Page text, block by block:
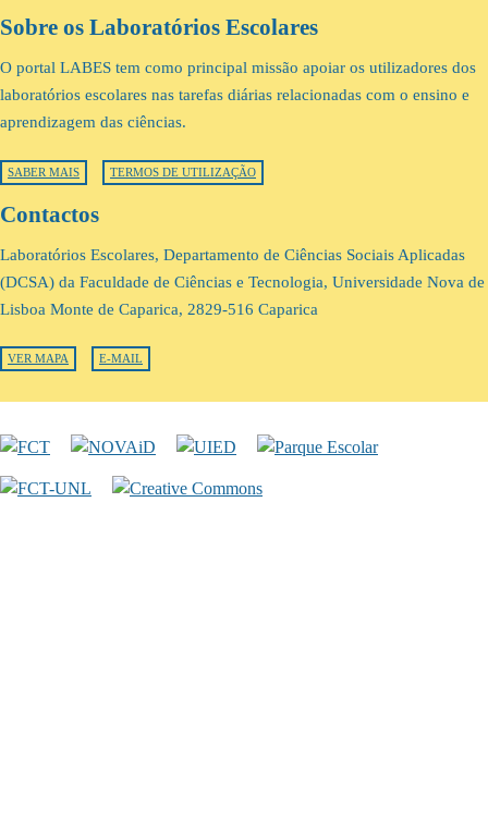
Sobre os Laboratórios Escolares
O portal LABES tem como principal missão apoiar os utilizadores dos
laboratórios escolares nas tarefas diárias relacionadas com o ensino e
aprendizagem das ciências.
SABER MAIS TERMOS DE UTILIZAÇÃO
Contactos
Laboratórios Escolares, Departamento de Ciências Sociais Aplicadas
(DCSA) da Faculdade de Ciências e Tecnologia, Universidade Nova de
Lisboa Monte de Caparica, 2829-516 Caparica
VER MAPA E-MAIL